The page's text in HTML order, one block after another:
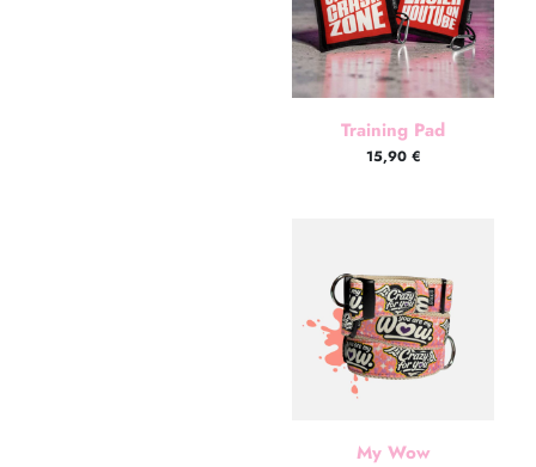
Training Pad
15,90 €
My Wow